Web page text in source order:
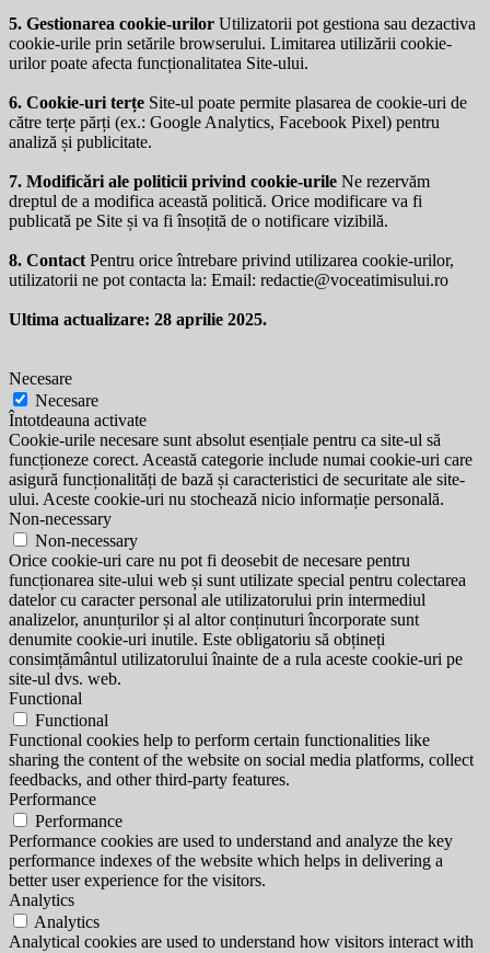
5. Gestionarea cookie-urilor Utilizatorii pot gestiona sau dezactiva
cookie-urile prin setările browserului. Limitarea utilizării cookie-
urilor poate afecta funcționalitatea Site-ului.
6. Cookie-uri terțe Site-ul poate permite plasarea de cookie-uri de
către terțe părți (ex.: Google Analytics, Facebook Pixel) pentru
analiză și publicitate.
7. Modificări ale politicii privind cookie-urile Ne rezervăm
dreptul de a modifica această politică. Orice modificare va fi
publicată pe Site și va fi însoțită de o notificare vizibilă.
8. Contact Pentru orice întrebare privind utilizarea cookie-urilor,
utilizatorii ne pot contacta la: Email: redactie@voceatimisului.ro
Ultima actualizare: 28 aprilie 2025.
Necesare
Necesare
Întotdeauna activate
Cookie-urile necesare sunt absolut esențiale pentru ca site-ul să
funcționeze corect. Această categorie include numai cookie-uri care
asigură funcționalități de bază și caracteristici de securitate ale site-
ului. Aceste cookie-uri nu stochează nicio informație personală.
Non-necessary
Non-necessary
Orice cookie-uri care nu pot fi deosebit de necesare pentru
funcționarea site-ului web și sunt utilizate special pentru colectarea
datelor cu caracter personal ale utilizatorului prin intermediul
analizelor, anunțurilor și al altor conținuturi încorporate sunt
denumite cookie-uri inutile. Este obligatoriu să obțineți
consimțământul utilizatorului înainte de a rula aceste cookie-uri pe
site-ul dvs. web.
Functional
Functional
Functional cookies help to perform certain functionalities like
sharing the content of the website on social media platforms, collect
feedbacks, and other third-party features.
Performance
Performance
Performance cookies are used to understand and analyze the key
performance indexes of the website which helps in delivering a
better user experience for the visitors.
Analytics
Analytics
Analytical cookies are used to understand how visitors interact with